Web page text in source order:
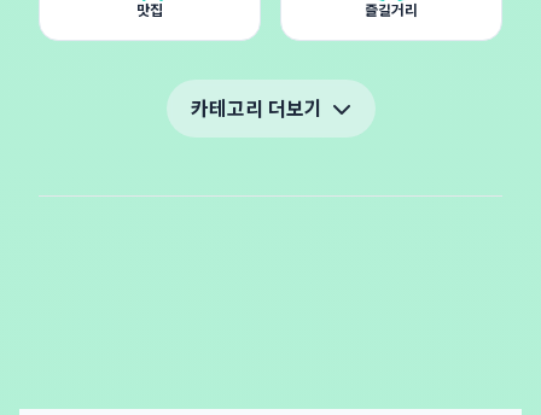
맛집 즐길거리
카테고리 더보기